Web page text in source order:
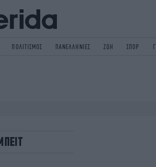
ΠΟΛΙΤΙΣΜΟΣ ΠΑΝΕΛΛΗΝΙΕΣ ΖΩΗ ΣΠΟΡ
PODCAST